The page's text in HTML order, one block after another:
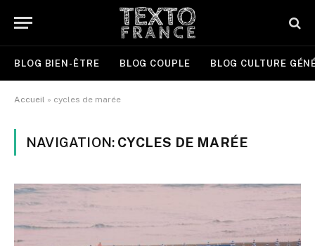
BLOG BIEN-ÊTRE BLOG COUPLE BLOG CULTURE
Accueil » cycles de marée
NAVIGATION: CYCLES DE MARÉE